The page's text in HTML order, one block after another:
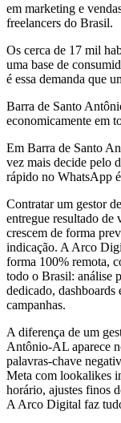
em marketing e
freelancers do Brasil.
Os cerca de 17 mil
uma base de
é essa demanda que
Barra de Santo
economicamente em
Em Barra de Santo
vez mais decide pelo
rápido no WhatsApp
Contratar um gestor
entregue resultado de
crescem de forma
indicação. A Arco
forma 100% remota,
todo o Brasil: análise
dedicado, dashboards
campanhas.
A diferença de um
Antônio-AL aparece
palavras-chave
Meta com lookalikes
horário, ajustes finos
A Arco Digital faz